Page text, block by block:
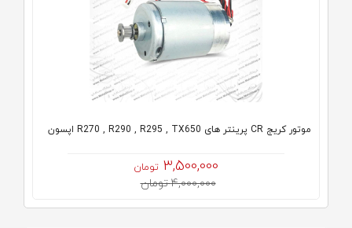
موتور کریج CR پرینتر های R270 , R290 , R295 , TX650 اپسون
3,500,000 تومان
4,000,000 تومان